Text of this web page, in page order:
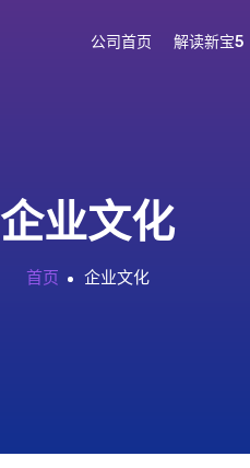
公司首页 解读新宝5
企业文化
首页 企业文化